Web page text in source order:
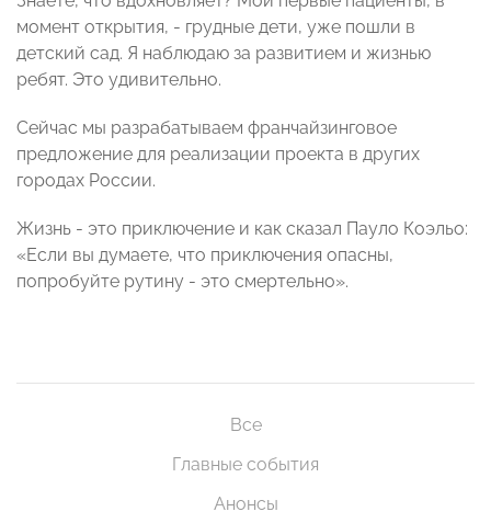
момент открытия, - грудные дети, уже пошли в
детский сад. Я наблюдаю за развитием и жизнью
ребят. Это удивительно.
Сейчас мы разрабатываем франчайзинговое
предложение для реализации проекта в других
городах России.
Жизнь - это приключение и как сказал Пауло Коэльо:
«Если вы думаете, что приключения опасны,
попробуйте рутину - это смертельно».
Все
Главные события
Анонсы